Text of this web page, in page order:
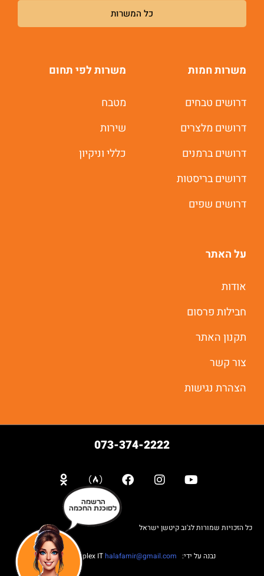
כל המשרות
משרות חמות
דרושים טבחים
דרושים מלצרים
דרושים ברמנים
דרושים בריסטות
דרושים שפים
משרות לפי תחום
מטבח
שירות
כללי וניקיון
על האתר
אודות
חבילות פרסום
תקנון האתר
צור קשר
הצהרת נגישות
073-374-2222
כל הזכויות שמורות לג'וב קיטשן ישראל
נבנה על ידי: Web complex IT halafamir@gmail.com
הרשמה
לסוכנת החכמה